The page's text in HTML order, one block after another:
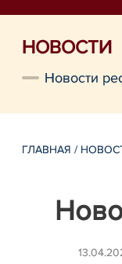
НОВОСТИ
Новости
ГЛАВНАЯ /